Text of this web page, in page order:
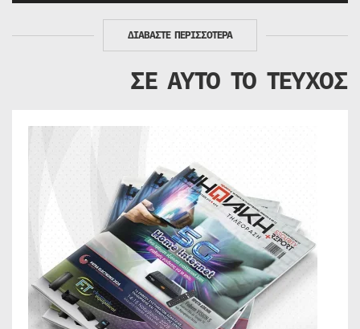
ΔΙΑΒΑΣΤΕ ΠΕΡΙΣΣΟΤΕΡΑ
ΣΕ ΑΥΤΟ ΤΟ ΤΕΥΧΟΣ